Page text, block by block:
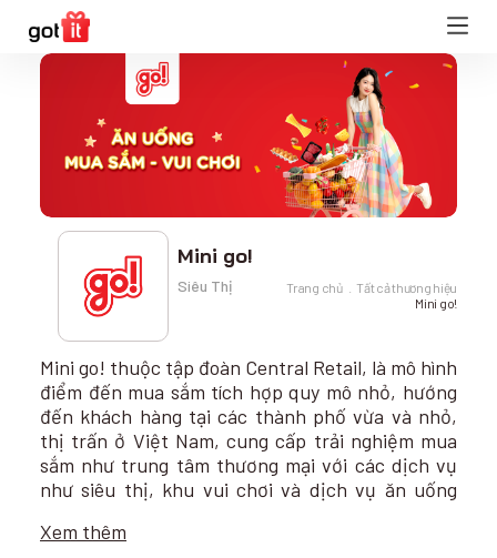
Mini go!
Siêu Thị Trang chủ
Tất cả thương hiệu
Mini go!
Mini go! thuộc tập đoàn Central Retail, là mô hình
điểm đến mua sắm tích hợp quy mô nhỏ, hướng
đến khách hàng tại các thành phố vừa và nhỏ,
thị trấn ở Việt Nam, cung cấp trải nghiệm mua
sắm như trung tâm thương mại với các dịch vụ
như siêu thị, khu vui chơi và dịch vụ ăn uống
Xem thêm